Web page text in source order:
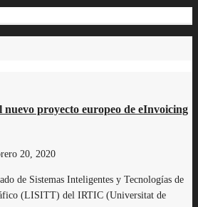
proyecto europeo de eInvoicing
20, 2020
de Sistemas Inteligentes y Tecnologías de
(LISITT) del IRTIC (Universitat de